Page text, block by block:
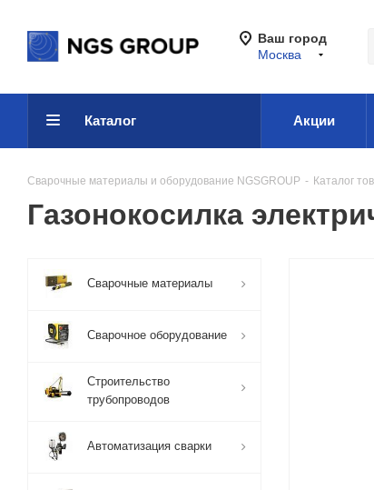
Ваш город
Москва
Каталог Акции
Сварочные материалы и оборудование NGSGROUP - Каталог
Газонокосилка
Сварочные материалы
Сварочное оборудование
Строительство
трубопроводов
Автоматизация сварки